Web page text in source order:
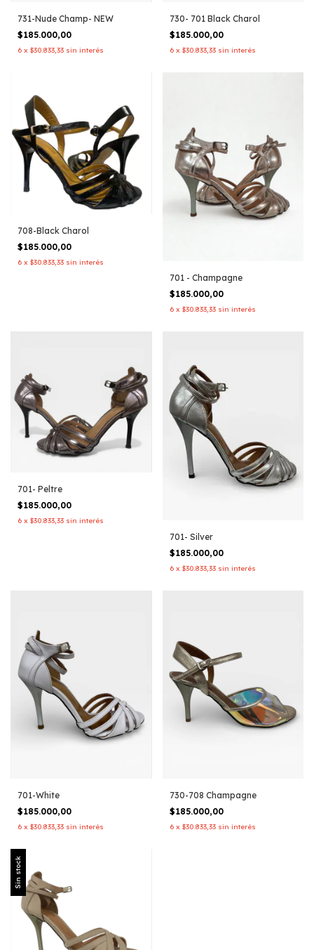
731-Nude Champ- NEW
$185.000,00
6 x $30.833,33 sin interés
730- 701 Black Charol
$185.000,00
6 x $30.833,33 sin interés
708-Black Charol
$185.000,00
6 x $30.833,33 sin interés
701 - Champagne
$185.000,00
6 x $30.833,33 sin interés
701- Peltre
$185.000,00
6 x $30.833,33 sin interés
701- Silver
$185.000,00
6 x $30.833,33 sin interés
701-White
$185.000,00
6 x $30.833,33 sin interés
730-708 Champagne
$185.000,00
6 x $30.833,33 sin interés
Sin stock